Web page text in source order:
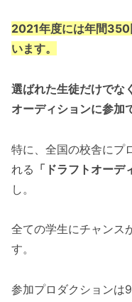
2021年度には年間350
います。
選ばれた生徒だけでな
オーディションに参加
特に、全国の校舎にプ
れる 「ドラフトオーデ
し。
全ての学生にチャンス
す。
参加プロダクションは